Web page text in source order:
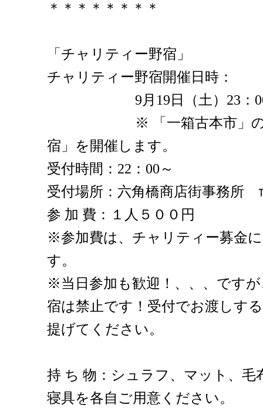
＊＊＊＊＊＊＊＊
「チャリティー野宿」
チャリティー野宿開催日時：
9月19日（土）23：00～9
※ 「一箱古本市」の後
宿」を開催します。
受付時間：22：00～
受付場所：六角橋商店街事務所
参 加 費：１人５００円
※参加費は、チャリティー募金
す。
※当日参加も歓迎！、、、です
宿は禁止です！受付でお渡しす
提げてください。
持 ち 物：シュラフ、マット、毛
寝具を各自ご用意ください。